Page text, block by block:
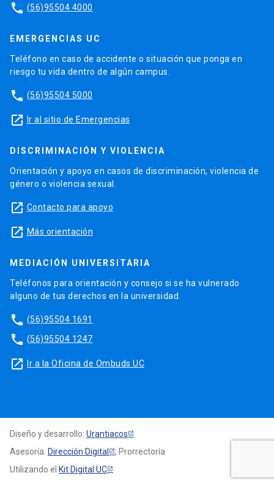
phone (56)95504 4000
EMERGENCIAS UC
Teléfono en caso de accidente o situación que ponga en
riesgo tu vida dentro de algún campus.
phone (56)95504 5000
launch Ir al sitio de Emergencias
DISCRIMINACIÓN Y VIOLENCIA
Orientación y apoyo en casos de discriminación, violencia de
género o violencia sexual.
launch Contacto para apoyo
launch Más orientación
MEDIACIÓN UNIVERSITARIA
Teléfonos para orientación y consejo si se ha vulnerado
alguno de tus derechos en la universidad.
phone (56)95504 1691
phone (56)95504 1247
launch Ir a la Oficina de Ombuds UC
Diseño y desarrollo: Urantiacos
Asesoría: Dirección Digital
, Prorrectoría
Utilizando el Kit Digital UC